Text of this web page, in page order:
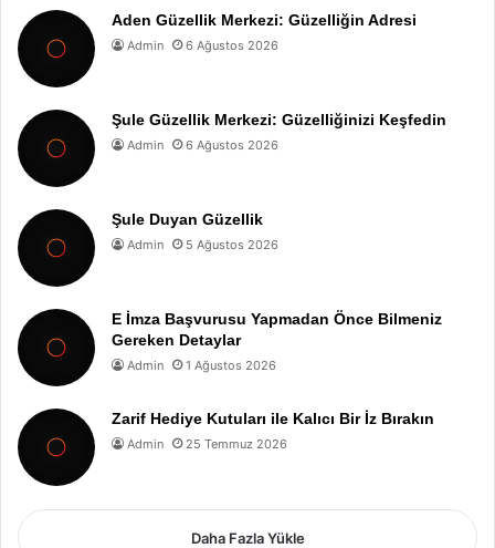
Aden Güzellik Merkezi: Güzelliğin Adresi
Admin 6 Ağustos 2026
Şule Güzellik Merkezi: Güzelliğinizi Keşfedin
Admin 6 Ağustos 2026
Şule Duyan Güzellik
Admin 5 Ağustos 2026
E İmza Başvurusu Yapmadan Önce Bilmeniz
Gereken Detaylar
Admin 1 Ağustos 2026
Zarif Hediye Kutuları ile Kalıcı Bir İz Bırakın
Admin 25 Temmuz 2026
Daha Fazla Yükle